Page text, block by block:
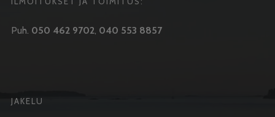
Puh. 050 462 9702, 040 553 8857
JAKELU